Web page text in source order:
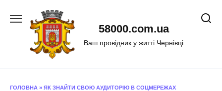
58000.com.ua
Ваш провідник у житті Чернівці
ГОЛОВНА » ЯК ЗНАЙТИ СВОЮ АУДИТОРІЮ В СОЦМЕРЕЖАХ